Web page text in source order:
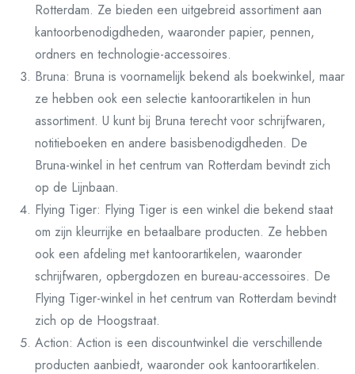
Rotterdam. Ze bieden een uitgebreid assortiment aan
kantoorbenodigdheden, waaronder papier, pennen,
ordners en technologie-accessoires.
Bruna: Bruna is voornamelijk bekend als boekwinkel, maar
ze hebben ook een selectie kantoorartikelen in hun
assortiment. U kunt bij Bruna terecht voor schrijfwaren,
notitieboeken en andere basisbenodigdheden. De
Bruna-winkel in het centrum van Rotterdam bevindt zich
op de Lijnbaan.
Flying Tiger: Flying Tiger is een winkel die bekend staat
om zijn kleurrijke en betaalbare producten. Ze hebben
ook een afdeling met kantoorartikelen, waaronder
schrijfwaren, opbergdozen en bureau-accessoires. De
Flying Tiger-winkel in het centrum van Rotterdam bevindt
zich op de Hoogstraat.
Action: Action is een discountwinkel die verschillende
producten aanbiedt, waaronder ook kantoorartikelen.